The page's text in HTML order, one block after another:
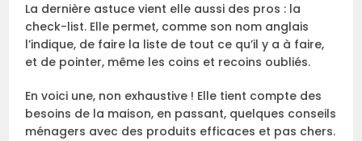
La dernière astuce vient elle aussi des pros : la
check-list. Elle permet, comme son nom anglais
l’indique, de faire la liste de tout ce qu’il y a à faire,
et de pointer, même les coins et recoins oubliés.
En voici une, non exhaustive ! Elle tient compte des
besoins de la maison, en passant, quelques conseils
ménagers avec des produits efficaces et pas chers.